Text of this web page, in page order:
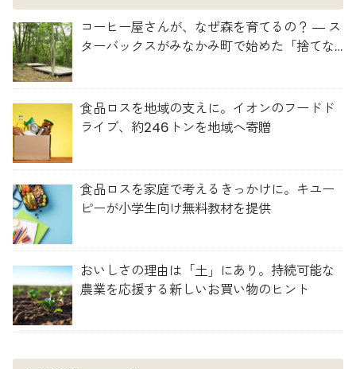
コーヒー屋さんが、なぜ森を育てるの？ ― ス
ターバックスがみなかみ町で始めた「捨てな
食品ロスを地域の支えに。イオンのフードド
ライブ、約246トンを地域へ寄贈
食品ロスを家庭で考えるきっかけに。キユー
ピーが小学生向け無料教材を提供
おいしさの理由は「土」にあり。持続可能な
農業を応援する新しいお買い物のヒント